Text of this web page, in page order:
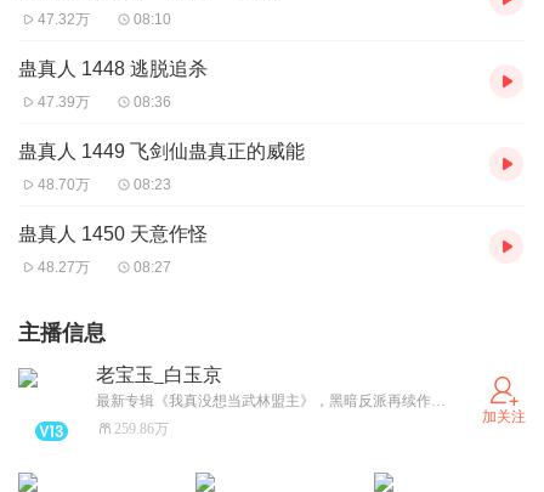
47.32万 08:10
蛊真人 1448 逃脱追杀
47.39万 08:36
蛊真人 1449 飞剑仙蛊真正的威能
48.70万 08:23
蛊真人 1450 天意作怪
48.27万 08:27
主播信息
老宝玉_白玉京
最新专辑《我真没想当武林盟主》，黑暗反派再续作！杀穿江湖，杀杀杀！
259.86万
加关注